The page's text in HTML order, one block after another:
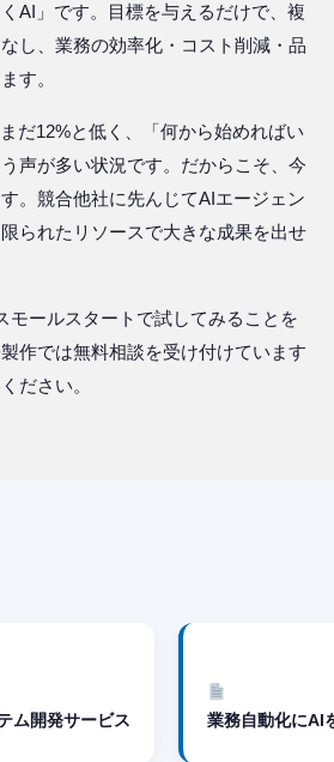
AI」です。目標を与えるだけで、複
し、業務の効率化・コスト削減・品
す。
だ12%と低く、「何から始めればい
声が多い状況です。だからこそ、今
。競合他社に先んじてAIエージェン
られたリソースで大きな成果を出せ
モールスタートで試してみることを
作では無料相談を受け付けています
ださい。
ム開発サービス
業務自動化にAI